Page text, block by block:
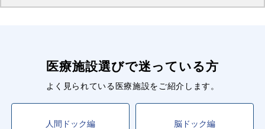
医療施設選びで迷っている方
よく見られている医療施設をご紹介します。
人間ドック編 脳ドック編